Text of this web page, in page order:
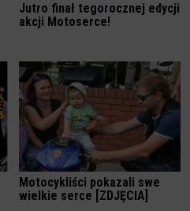
Jutro finał tegorocznej edycji
akcji Motoserce!
Motocykliści pokazali swe
wielkie serce [ZDJĘCIA]